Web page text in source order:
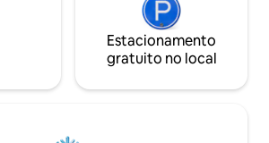
Estacionamento
gratuito no local